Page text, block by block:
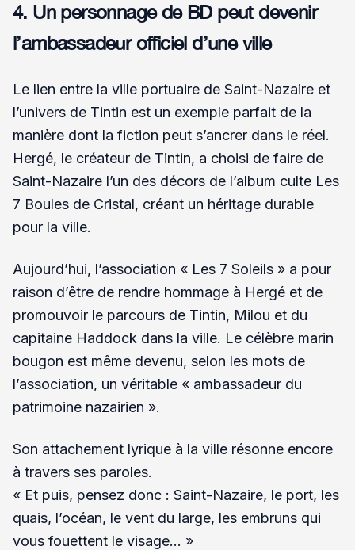
4. Un personnage de BD peut devenir
l’ambassadeur officiel d’une ville
Le lien entre la ville portuaire de Saint-Nazaire et
l’univers de Tintin est un exemple parfait de la
manière dont la fiction peut s’ancrer dans le réel.
Hergé, le créateur de Tintin, a choisi de faire de
Saint-Nazaire l’un des décors de l’album culte Les
7 Boules de Cristal, créant un héritage durable
pour la ville.
Aujourd’hui, l’association « Les 7 Soleils » a pour
raison d’être de rendre hommage à Hergé et de
promouvoir le parcours de Tintin, Milou et du
capitaine Haddock dans la ville. Le célèbre marin
bougon est même devenu, selon les mots de
l’association, un véritable « ambassadeur du
patrimoine nazairien ».
Son attachement lyrique à la ville résonne encore
à travers ses paroles.
« Et puis, pensez donc : Saint-Nazaire, le port, les
quais, l’océan, le vent du large, les embruns qui
vous fouettent le visage... »